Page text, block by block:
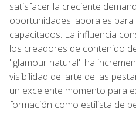
satisfacer la creciente
oportunidades laborales
capacitados. La influencia
los creadores de contenido
"glamour natural" ha
visibilidad del arte de las
un excelente momento para
formación como estilista de